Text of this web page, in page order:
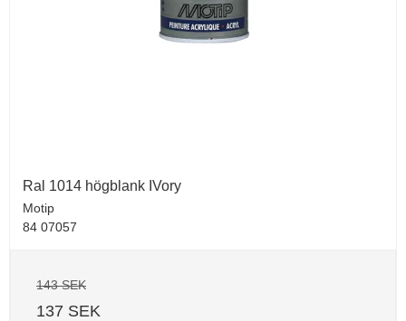
Ral 1014 högblank IVory
Motip
84 07057
143 SEK
137 SEK